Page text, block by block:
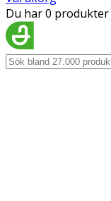
Du har 0